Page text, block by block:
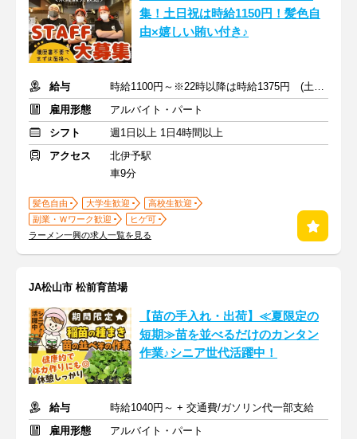
集！土日祝は時給1150円！髪色自
由×嬉しい賄い付き♪
給与
時給1100円～※22時以降は時給1375円 (土日祝は50円UP)
雇用形態
アルバイト・パート
シフト
週1日以上 1日4時間以上
アクセス
北伊予駅
車9分
髪色自由 大学生歓迎
高校生歓迎
副業・Ｗワーク歓迎
ヒゲ可
ラーメン一興の求人一覧を見る
JA松山市 松前育苗場
【苗の手入れ・出荷】≪夏限定の
短期≫苗を並べるだけのカンタン
作業♪シニア世代活躍中！
給与
時給1040円～ + 交通費/ガソリン代一部支給
雇用形態
アルバイト・パート